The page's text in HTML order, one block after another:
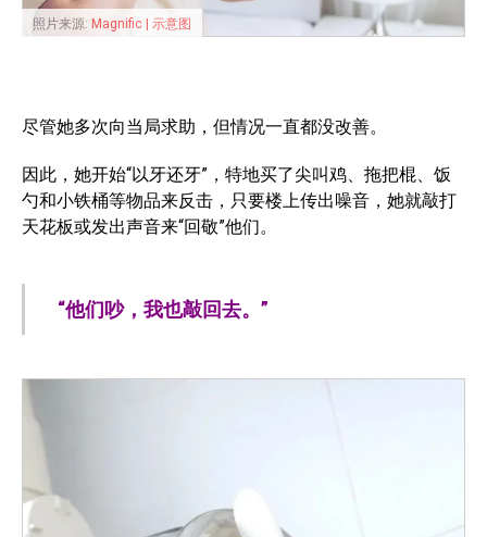
照片来源: Magnific | 示意图
尽管她多次向当局求助，但情况一直都没改善。
因此，她开始“以牙还牙”，特地买了尖叫鸡、拖把棍、饭
勺和小铁桶等物品来反击，只要楼上传出噪音，她就敲打
天花板或发出声音来“回敬”他们。
“他们吵，我也敲回去。”